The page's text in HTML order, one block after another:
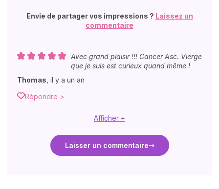
Envie de partager vos impressions ? Laissez un
commentaire
Avec grand plaisir !!! Cancer Asc. Vierge
que je suis est curieux quand même !
Thomas il y a un an
Répondre >
Afficher +
Laisser un commentaire